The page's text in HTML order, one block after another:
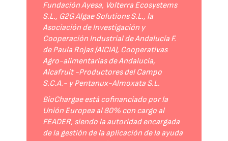
Fundación Ayesa, Volterra Ecosystems
S.L., G2G Algae Solutions S.L., la
Asociación de Investigación y
Cooperación Industrial de Andalucía F.
de Paula Rojas (AICIA), Cooperativas
Agro-alimentarias de Andalucía,
Alcafruit -Productores del Campo
S.C.A.- y Pentanux-Almoxata S.L.
BioChargae está cofinanciado por la
Unión Europea al 80% con cargo al
FEADER, siendo la autoridad encargada
de la gestión de la aplicación de la ayuda